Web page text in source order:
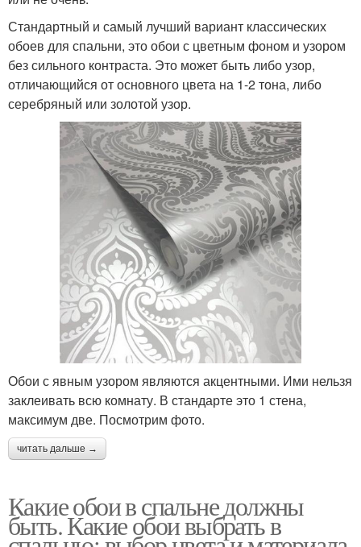
Стандартный и самый лучший вариант классических
обоев для спальни, это обои с цветным фоном и узором
без сильного контраста. Это может быть либо узор,
отличающийся от основного цвета на 1-2 тона, либо
серебряный или золотой узор.
Обои с явным узором являются акцентными. Ими нельзя
заклеивать всю комнату. В стандарте это 1 стена,
максимум две. Посмотрим фото.
читать дальше →
Какие обои в спальне должны
быть. Какие обои выбрать в